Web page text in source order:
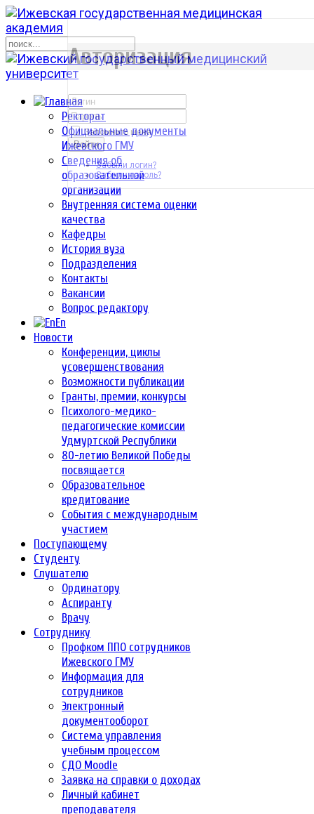
Ректорат
Официальные документы
Ижевского ГМУ
Сведения об
образовательной
организации
Внутренняя система оценки
качества
Кафедры
История вуза
Подразделения
Контакты
Вакансии
Вопрос редактору
En
Новости
Конференции, циклы
усовершенствования
Возможности публикации
Гранты, премии, конкурсы
Психолого-медико-
педагогические комиссии
Удмуртской Республики
80-летию Великой Победы
посвящается
Образовательное
кредитование
События с международным
участием
Поступающему
Студенту
Слушателю
Ординатору
Аспиранту
Врачу
Сотруднику
Профком ППО сотрудников
Ижевского ГМУ
Информация для
сотрудников
Электронный
документооборот
Система управления
учебным процессом
СДО Moodle
Заявка на справки о доходах
Личный кабинет
преподавателя
р
Авторизация
Запомнить меня
Войти
Забыли логин?
Забыли пароль?